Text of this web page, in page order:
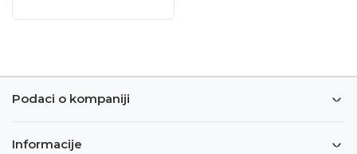
Podaci o kompaniji
Informacije